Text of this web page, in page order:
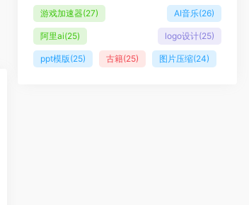
游戏加速器(27) AI音乐(26)
阿里ai(25) logo设计(25)
ppt模版(25) 古籍(25) 图片压缩(24)